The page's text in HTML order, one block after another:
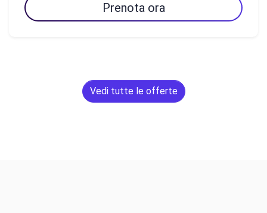
Prenota ora
Vedi tutte le offerte